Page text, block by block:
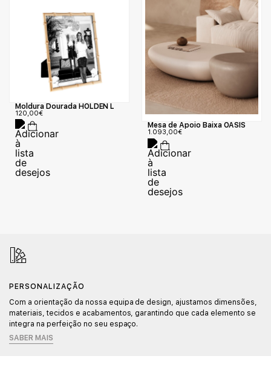
Moldura Dourada HOLDEN L
120,00€
Mesa de Apoio Baixa OASIS
1.093,00€
PERSONALIZAÇÃO
Com a orientação da nossa equipa de design, ajustamos dimensões,
materiais, tecidos e acabamentos, garantindo que cada elemento se
integra na perfeição no seu espaço.
SABER MAIS